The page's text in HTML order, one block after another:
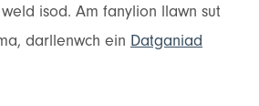
isod. Am fanylion llawn sut
darllenwch ein Datganiad